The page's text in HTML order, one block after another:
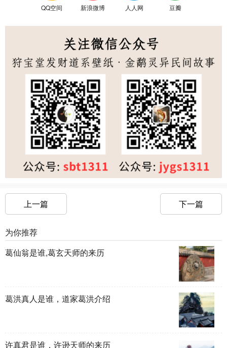
QQ空间 新浪微博 人人网 豆瓣
上一篇 下一篇
为你推荐
葛仙翁是谁,葛玄天师的来历
葛洪真人是谁，道家葛洪介绍
许真君是谁，许逊天师的来历